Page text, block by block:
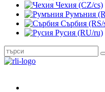
Чехия (CZ/cs)
Румъния
Сърбия (RS/
Русия (RU/ru)